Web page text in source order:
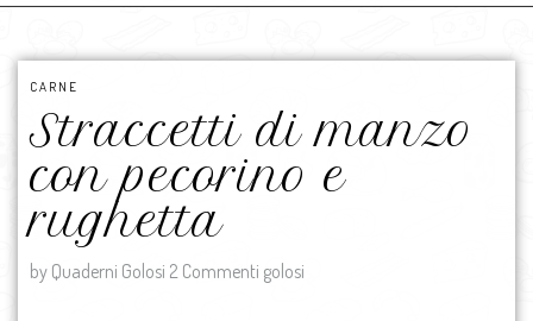
CARNE
Straccetti di manzo
con pecorino e
rughetta
by Quaderni Golosi 2 Commenti golosi